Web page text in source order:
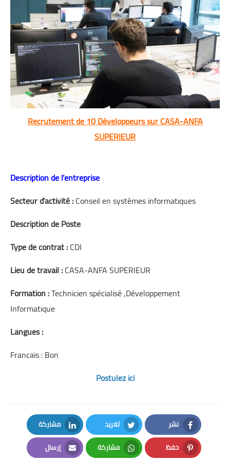
اللغة الانجليزية
الوظيفة
إعلاميات
التعليم
الصحة
Recrutement de 10 Développeurs sur CASA-ANFA
SUPERIEUR
Description de l’entreprise
Secteur d’activité :Conseil en systèmes informatiques
Description de Poste
Type de contrat :CDI
Lieu de travail :CASA-ANFA SUPERIEUR
Formation :Technicien spécialisé ,Développement
Informatique
Langues :
Francais : Bon
Postulez ici
نشر
Facebook
تغريد
Twitter
مشاركة
LinkedIn
حفظ مشاركة إرسال